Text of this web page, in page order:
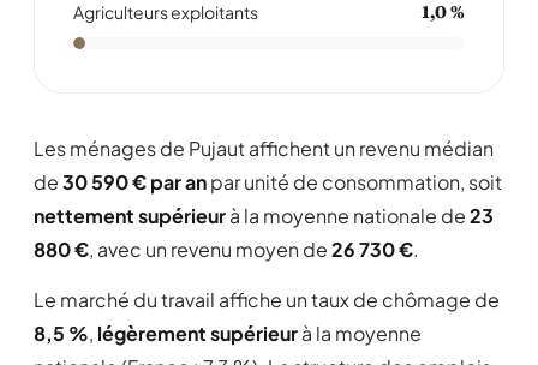
Agriculteurs exploitants 1,0 %
Les ménages de Pujaut affichent un revenu médian
de30 590 € par anpar unité de consommation, soit
nettement supérieurà la moyenne nationale de23
880 €, avec un revenu moyen de26 730 €.
Le marché du travail affiche un taux de chômage de
8,5 %, légèrement supérieurà la moyenne